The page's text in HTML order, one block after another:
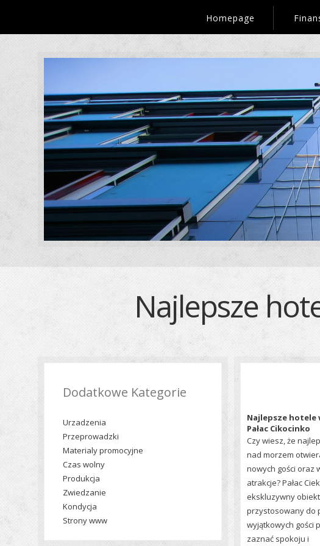
Homepage
Najlepsze
Dodatkowe Kategorie
Urzadzenia
Przeprowadzki
Materialy promocyjne
Czas wolny
Produkcja
Zwiedzanie
Kondycja
Strony www
Najlepsze hotele
Pałac Cikocinko
Czy wiesz, że
nad morzem
nowych gości oraz
atrakcje? Pałac
ekskluzywny obiekt
przystosowany do
wyjątkowych gości
zaznać spokoju i